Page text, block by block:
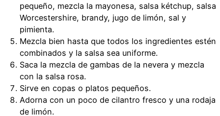
pequeño, mezcla la mayonesa, salsa kétchup, salsa
Worcestershire, brandy, jugo de limón, sal y
pimienta.
Mezcla bien hasta que todos los ingredientes estén
combinados y la salsa sea uniforme.
Saca la mezcla de gambas de la nevera y mezcla
con la salsa rosa.
Sirve en copas o platos pequeños.
Adorna con un poco de cilantro fresco y una rodaja
de limón.